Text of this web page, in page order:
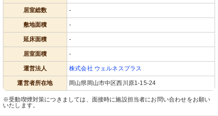
居室総数 -
敷地面積 -
延床面積 -
居室面積 -
運営法人 株式会社 ウェルネスプラス
運営者所在地 岡山県岡山市中区西川原1-15-24
※受動喫煙対策につきましては、面接時に施設担当者にお問い合わせをお願い
いたします。